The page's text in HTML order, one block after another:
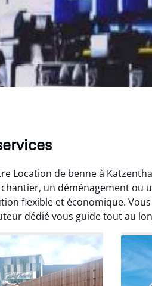
Location de benne à
un déménagement ou
flexible et économique.
dédié vous guide tout au